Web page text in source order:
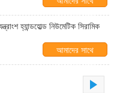
যোগাযোগ করুন
হ্যান্ডহোল্ড নিউমেটিক সিরামিক
আমাদের সাথে
যোগাযোগ করুন